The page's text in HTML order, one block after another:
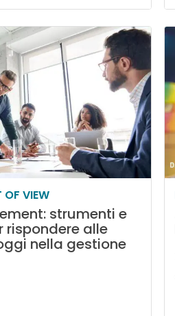
OF VIEW
strumenti e
rispondere alle
nella gestione